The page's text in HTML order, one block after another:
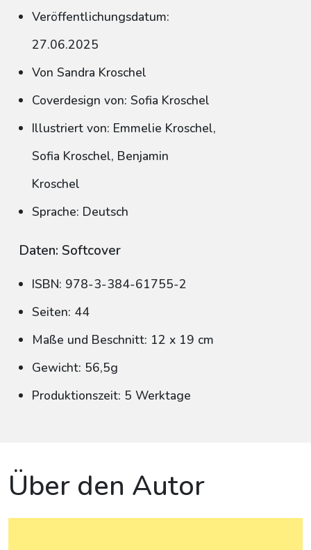
Veröffentlichungsdatum:
27.06.2025
Von Sandra Kroschel
Coverdesign von: Sofia Kroschel
Illustriert von: Emmelie Kroschel,
Sofia Kroschel, Benjamin
Kroschel
Sprache: Deutsch
Daten: Softcover
ISBN: 978-3-384-61755-2
Seiten: 44
Maße und Beschnitt: 12 x 19 cm
Gewicht: 56,5g
Produktionszeit: 5 Werktage
Über den Autor